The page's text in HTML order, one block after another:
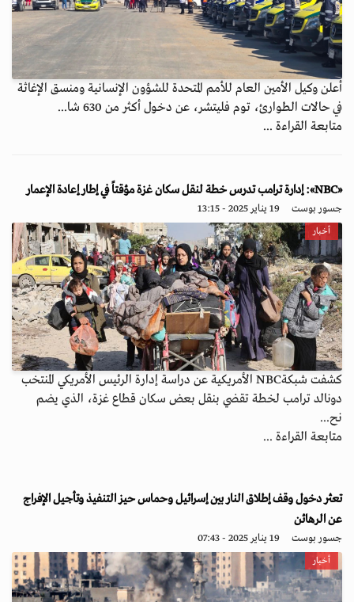
أعلن وكيل الأمين العام للأمم المتحدة للشؤون الإنسانية ومنسق الإغاثة
في حالات الطوارئ، توم فليتشر، عن دخول أكثر من 630 شا...
متابعة القراءة ...
«NBC»: إدارة ترامب تدرس خطة لنقل سكان غزة مؤقتاً في إطار إعادة الإعمار
جسور بوست 19 يناير 2025 - 13:15
أخبار
كشفت شبكةNBC الأمريكية عن دراسة إدارة الرئيس الأمريكي المنتخب
دونالد ترامب لخطة تقضي بنقل بعض سكان قطاع غزة، الذي يضم
نح...
متابعة القراءة ...
تعثر دخول وقف إطلاق النار بين إسرائيل وحماس حيز التنفيذ وتأجيل الإفراج
عن الرهائن
جسور بوست 19 يناير 2025 - 07:43
أخبار